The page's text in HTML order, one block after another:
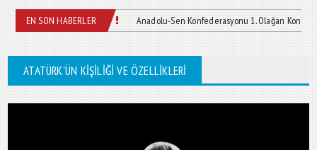
EN SON HABERLER
sitemizi yayın girmiştir. Anadolu-Sen Konfederasyonu 1. Olağan Kongresi
ATATÜRK'ÜN KIŞILIĞI VE ÖZELLIKLERI